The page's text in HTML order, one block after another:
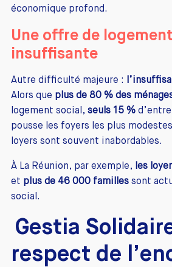
économique profond.
Une offre de
insuffisante
Autre difficulté majeure :
Alors que plus de 80 % des
logement social,seuls 15 %
pousse les foyers les plus
loyers sont souvent inabordables.
À La Réunion, par exemple, les
et plus de 46 000 familles sont
social.
Gestia
respect de